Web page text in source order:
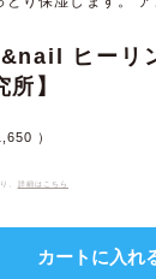
ヒーリ
】
、 詳細はこちら